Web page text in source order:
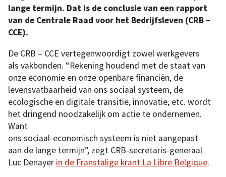
lange termijn. Dat is de conclusie van een rapport
van de Centrale Raad voor het Bedrijfsleven (CRB –
CCE).
De CRB – CCE vertegenwoordigt zowel werkgevers
als vakbonden. “Rekening houdend met de staat van
onze economie en onze openbare financiën, de
levensvatbaarheid van ons sociaal systeem, de
ecologische en digitale transitie, innovatie, etc. wordt
het dringend noodzakelijk om actie te ondernemen.
Want
ons sociaal-economisch systeem is niet aangepast
aan de lange termijn”, zegt CRB-secretaris-generaal
Luc Denayer in de Franstalige krant La Libre Belgique.